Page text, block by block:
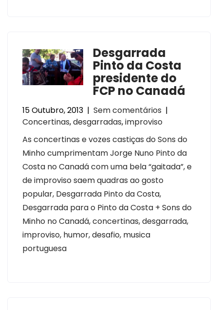
Desgarrada
Pinto da Costa
presidente do
FCP no Canadá
15 Outubro, 2013 | Sem comentários |
Concertinas,desgarradas,improviso
As concertinas e vozes castiças do Sons do
Minho cumprimentam Jorge Nuno Pinto da
Costa no Canadá com uma bela “gaitada”, e
de improviso saem quadras ao gosto
popular, Desgarrada Pinto da Costa,
Desgarrada para o Pinto da Costa + Sons do
Minho no Canadá, concertinas, desgarrada,
improviso, humor, desafio, musica
portuguesa